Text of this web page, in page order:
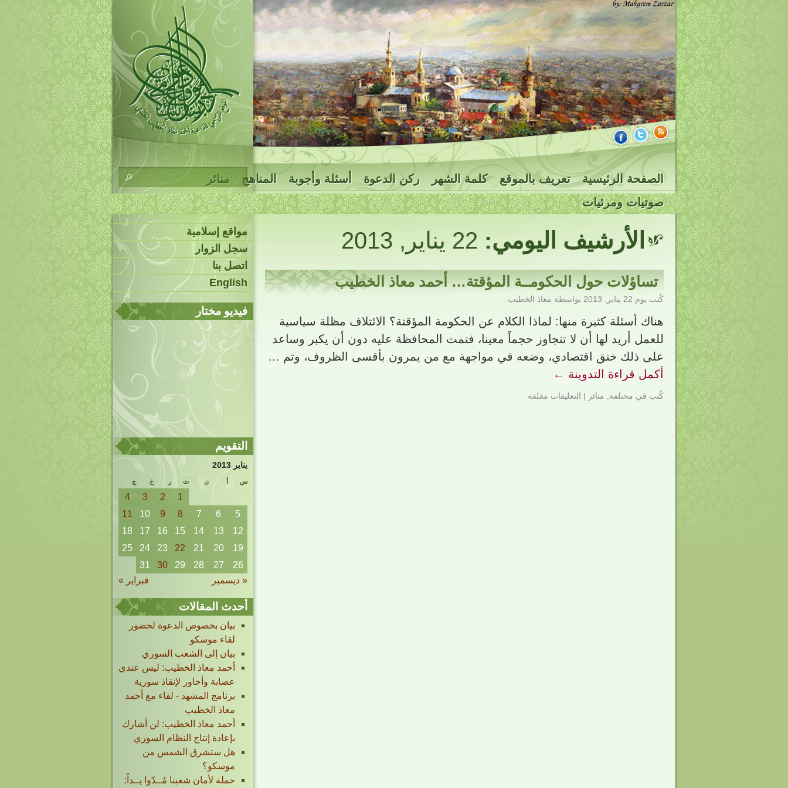
الصفحة الرئيسية تعريف بالموقع كلمة الشهر ركن الدعوة أسئلة وأجوبة المناهج
منائر
صوتيات ومرئيات
الأرشيف اليومي: 22 يناير, 2013
تساؤلات حول الحكومــة المؤقتة… أحمد معاذ الخطيب
كُتب يوم 22 يناير, 2013 بواسطة معاذ الخطيب
هناك أسئلة كثيرة منها: لماذا الكلام عن الحكومة المؤقتة؟ الائتلاف مظلة سياسية
للعمل أريد لها أن لا تتجاوز حجماً معينا، فتمت المحافظة عليه دون أن يكبر وساعد
على ذلك خنق اقتصادي، وضعه في مواجهة مع من يمرون بأقسى الظروف، وتم …
أكمل قراءة التدوينة ←
كُتب في مختلفة منائر | التعليقات مغلقة
مواقع إسلامية
سجل الزوار
اتصل بنا
English
فيديو مختار
التقويم
يناير 2013
س أ ن ث ر خ ج
« ديسمبر فبراير »
1
2
3
4
5
6
7
8
9
10
11
12
13
14
15
16
17
18
19
20
21
22
23
24
25
26
27
28
29
30
31
أحدث المقالات
بيان بخصوص الدعوة لحضور
لقاء موسكو
بيان إلى الشعب السوري
أحمد معاذ الخطيب: ليس عندي
عصابة وأحاور لإنقاذ سورية
برنامج المشهد - لقاء مع أحمد
معاذ الخطيب
أحمد معاذ الخطيب: لن أشارك
بإعادة إنتاج النظام السوري
هل ستشرق الشمس من
موسكو؟
حملة لأمان شعبنا مُــدّوا يــداً: